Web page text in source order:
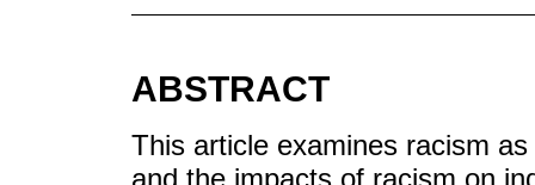
ABSTRACT
This article examines racism
and the impacts of racism on